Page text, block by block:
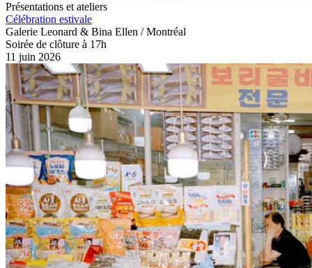
Présentations et ateliers
Célébration estivale
Galerie Leonard & Bina Ellen / Montréal
Soirée de clôture à 17h
11 juin 2026